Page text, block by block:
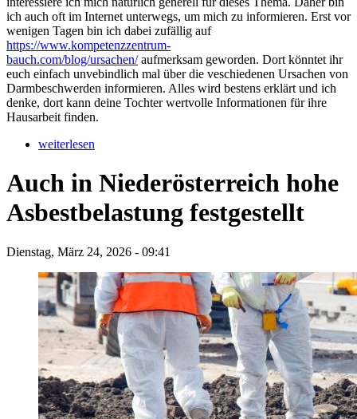
ich auch oft im Internet unterwegs, um mich zu informieren. Erst vor
wenigen Tagen bin ich dabei zufällig auf
https://www.kompetenzzentrum-
bauch.com/blog/ursachen/aufmerksam geworden. Dort könntet ihr
euch einfach unvebindlich mal über die veschiedenen Ursachen von
Darmbeschwerden informieren. Alles wird bestens erklärt und ich
denke, dort kann deine Tochter wertvolle Informationen für ihre
Hausarbeit finden.
weiterlesen
Auch in Niederösterreich hohe
Asbestbelastung festgestellt
Dienstag, März 24, 2026 - 09:41